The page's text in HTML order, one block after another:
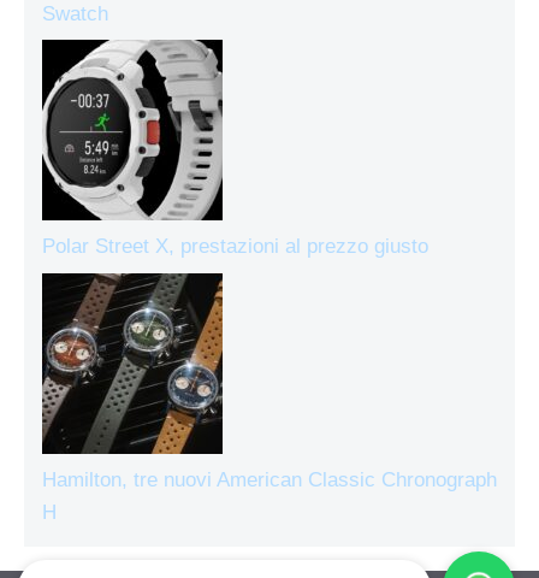
Swatch
Polar Street X, prestazioni al prezzo giusto
Hamilton, tre nuovi American Classic Chronograph
H